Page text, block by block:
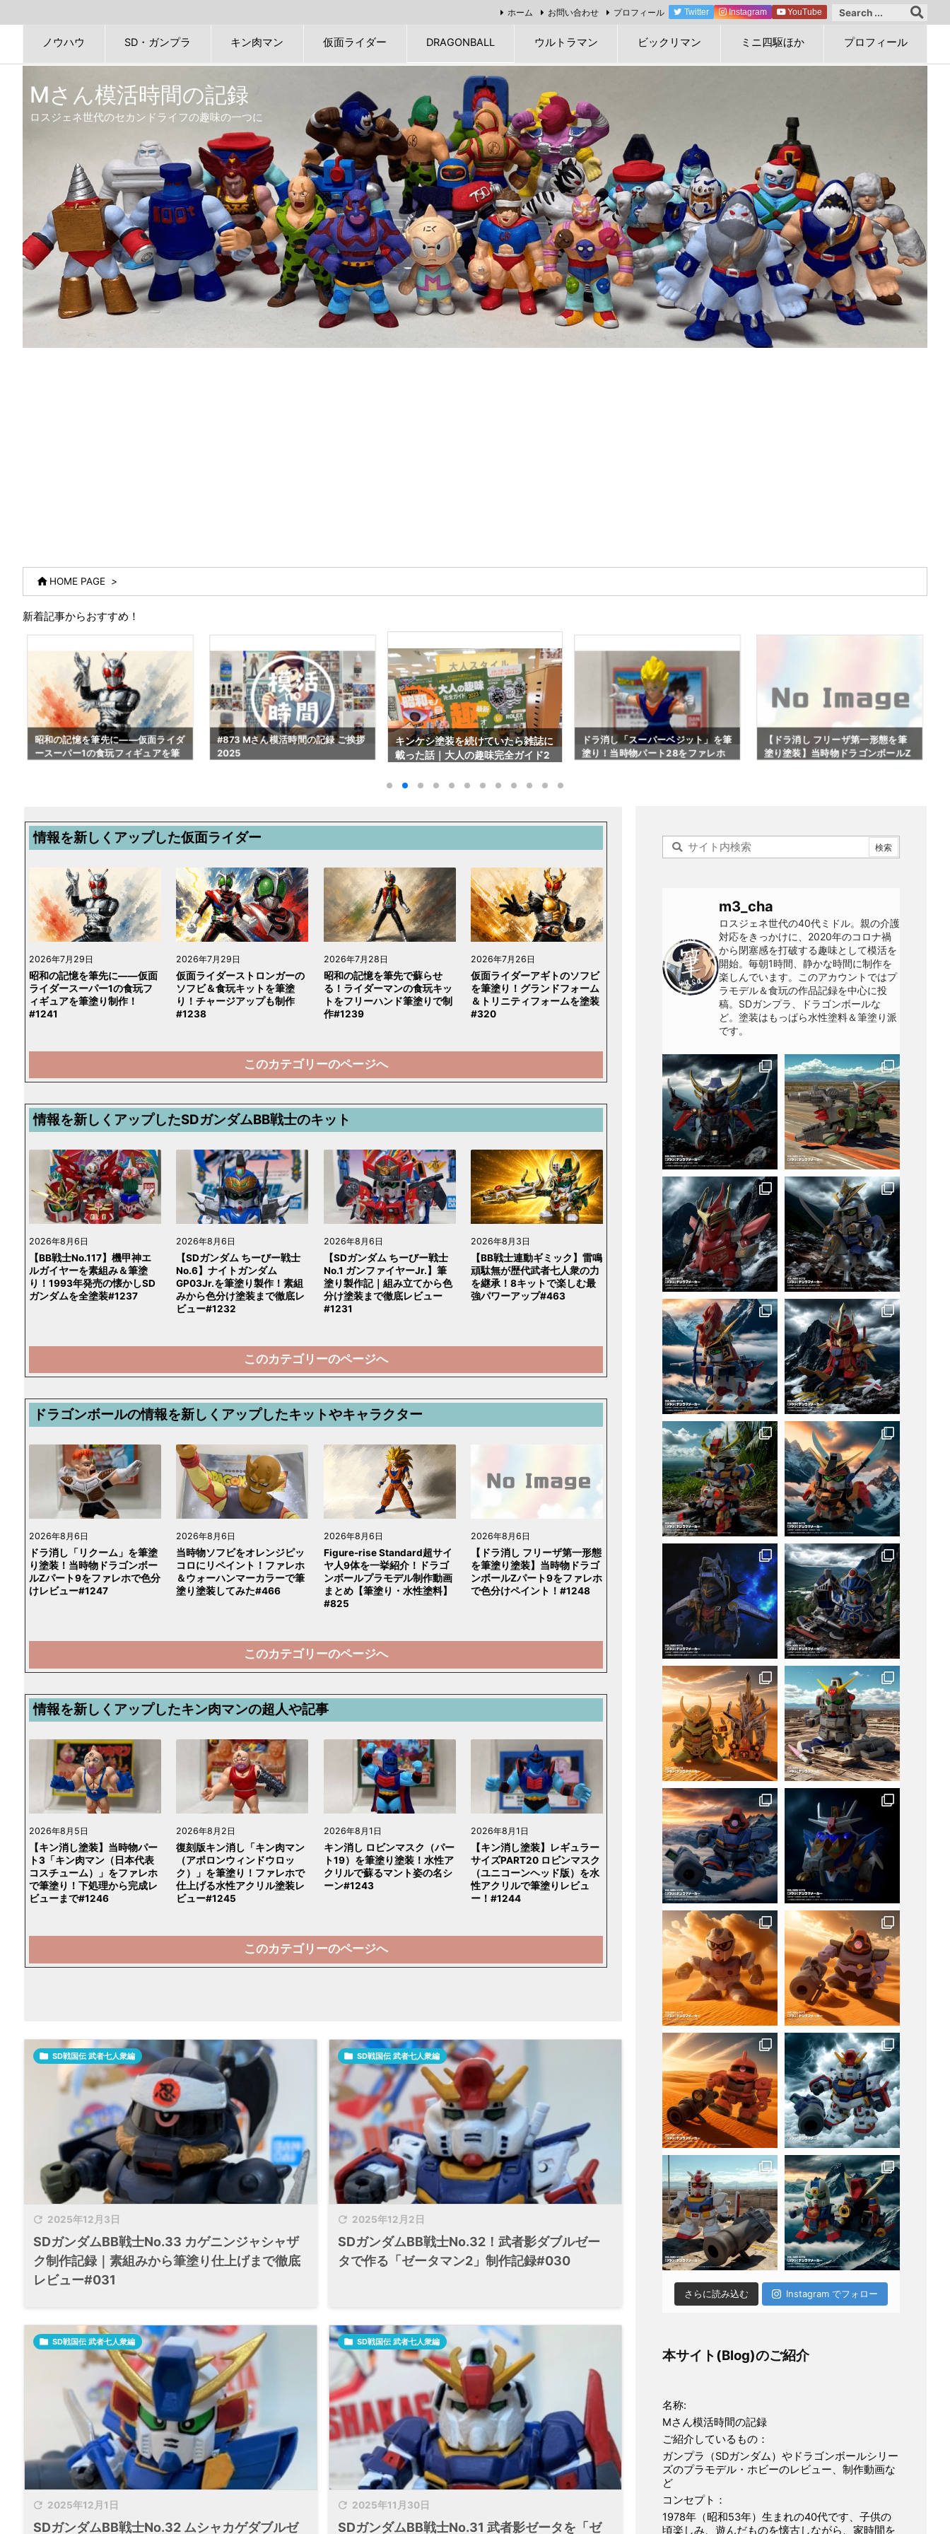
ノウハウ SD・ガンプラ キン肉マン 仮面ライダー DRAGONBALL ウルトラマン ビックリマン ミニ四駆ほか プロフィール
ホーム お問い合わせ プロフィール Twitter Instagram YouTube
Mさん模活時間の記録
ロスジェネ世代のセカンドライフの趣味の一つに
 HOME PAGE >
新着記事からおすすめ！
#873 Mさん模活時間の記録 ご挨拶
2025
キンケシ塗装を続けていたら雑誌に
載った話｜大人の趣味完全ガイド2
ドラ消し「スーパーベジット」を筆
塗り！当時物パート28をファレホ
【ドラ消し フリーザ第一形態を筆
塗り塗装】当時物ドラゴンボールZ
ドラ消し「リクーム」を筆塗り塗
装！当時物ドラゴンボールZパート
情報を新しくアップした仮面ライダー
2026年7月29日
昭和の記憶を筆先に――仮面
ライダースーパー1の食玩フ
ィギュアを筆塗り制作！
#1241
2026年7月29日
仮面ライダーストロンガーの
ソフビ＆食玩キットを筆塗
り！チャージアップも制作
#1238
2026年7月28日
昭和の記憶を筆先で蘇らせ
る！ライダーマンの食玩キッ
トをフリーハンド筆塗りで制
作#1239
2026年7月26日
仮面ライダーアギトのソフビ
を筆塗り！グランドフォーム
＆トリニティフォームを塗装
#320
このカテゴリーのページへ
情報を新しくアップしたSDガンダムBB戦士のキット
2026年8月6日
【BB戦士No.117】機甲神エ
ルガイヤーを素組み＆筆塗
り！1993年発売の懐かしSD
ガンダムを全塗装#1237
2026年8月6日
【SDガンダム ちーびー戦士
No.6】ナイトガンダム
GP03Jr.を筆塗り製作！素組
みから色分け塗装まで徹底レ
ビュー#1232
2026年8月6日
【SDガンダム ちーびー戦士
No.1 ガンファイヤーJr.】筆
塗り製作記｜組み立てから色
分け塗装まで徹底レビュー
#1231
2026年8月3日
【BB戦士連動ギミック】雷鳴
頑駄無が歴代武者七人衆の力
を継承！8キットで楽しむ最
強パワーアップ#463
このカテゴリーのページへ
ドラゴンボールの情報を新しくアップしたキットやキャラクター
2026年8月6日
ドラ消し「リクーム」を筆塗
り塗装！当時物ドラゴンボー
ルZパート9をファレホで色分
けレビュー#1247
2026年8月6日
当時物ソフビをオレンジピッ
コロにリペイント！ファレホ
＆ウォーハンマーカラーで筆
塗り塗装してみた#466
2026年8月6日
Figure-rise Standard超サイ
ヤ人9体を一挙紹介！ドラゴ
ンボールプラモデル制作動画
まとめ【筆塗り・水性塗料】
#825
2026年8月6日
【ドラ消し フリーザ第一形態
を筆塗り塗装】当時物ドラゴ
ンボールZパート9をファレホ
で色分けペイント！#1248
このカテゴリーのページへ
情報を新しくアップしたキン肉マンの超人や記事
2026年8月5日
【キン消し塗装】当時物パー
ト3「キン肉マン（日本代表
コスチューム）」をファレホ
で筆塗り！下処理から完成レ
ビューまで#1246
2026年8月2日
復刻版キン消し「キン肉マン
（アポロンウィンドウロッ
ク）」を筆塗り！ファレホで
仕上げる水性アクリル塗装レ
ビュー#1245
2026年8月1日
キン消し ロビンマスク（パー
ト19）を筆塗り塗装！水性ア
クリルで蘇るマント姿の名シ
ーン#1243
2026年8月1日
【キン消し塗装】レギュラー
サイズPART20 ロビンマスク
（ユニコーンヘッド版）を水
性アクリルで筆塗りレビュ
ー！#1244
このカテゴリーのページへ
 2025年12月3日
 SD戦国伝 武者七人衆編
SDガンダムBB戦士No.33 カゲニンジャシャザ
ク制作記録｜素組みから筆塗り仕上げまで徹底
レビュー#031
 2025年12月2日
 SD戦国伝 武者七人衆編
SDガンダムBB戦士No.32！武者影ダブルゼー
タで作る「ゼータマン2」制作記録#030
 2025年12月1日
 SD戦国伝 武者七人衆編
SDガンダムBB戦士No.32 ムシャカゲダブルゼ
 2025年11月30日
 SD戦国伝 武者七人衆編
SDガンダムBB戦士No.31 武者影ゼータを「ゼ
m3_cha
ロスジェネ世代の40代ミドル。親の介護
対応をきっかけに、2020年のコロナ禍
から閉塞感を打破する趣味として模活を
開始。毎朝1時間、静かな時間に制作を
楽しんでいます。このアカウントではプ
ラモデル＆食玩の作品記録を中心に投
稿。SDガンプラ、ドラゴンボールな
ど。塗装はもっぱら水性塗料＆筆塗り派
です。
さらに読み込む Instagram でフォロー
本サイト(Blog)のご紹介
名称:
Mさん模活時間の記録
ご紹介しているもの：
ガンプラ（SDガンダム）やドラゴンボールシリー
ズのプラモデル・ホビーのレビュー、制作動画な
ど
コンセプト：
1978年（昭和53年）生まれの40代です、子供の
頃楽しみ、遊んだものを懐古しながら、家時間を